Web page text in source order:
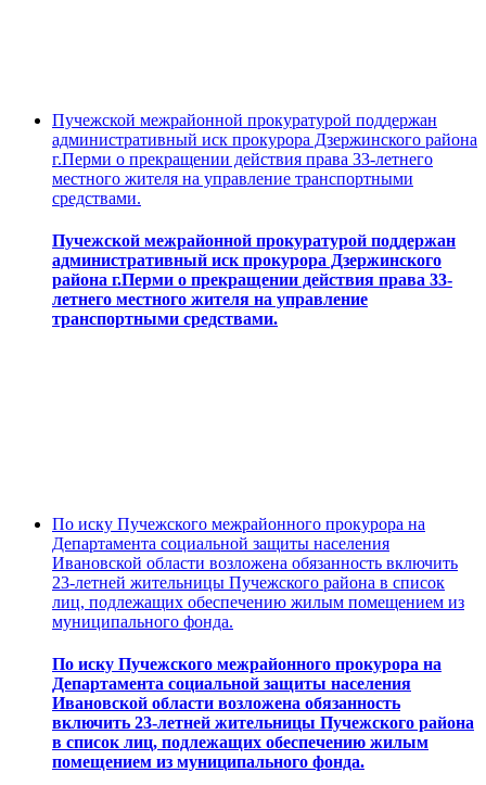
Пучежской межрайонной прокуратурой поддержан
административный иск прокурора Дзержинского района
г.Перми о прекращении действия права 33-летнего
местного жителя на управление транспортными
средствами.
Пучежской межрайонной прокуратурой поддержан
административный иск прокурора Дзержинского
района г.Перми о прекращении действия права 33-
летнего местного жителя на управление
транспортными средствами.
По иску Пучежского межрайонного прокурора на
Департамента социальной защиты населения
Ивановской области возложена обязанность включить
23-летней жительницы Пучежского района в список
лиц, подлежащих обеспечению жилым помещением из
муниципального фонда.
По иску Пучежского межрайонного прокурора на
Департамента социальной защиты населения
Ивановской области возложена обязанность
включить 23-летней жительницы Пучежского района
в список лиц, подлежащих обеспечению жилым
помещением из муниципального фонда.